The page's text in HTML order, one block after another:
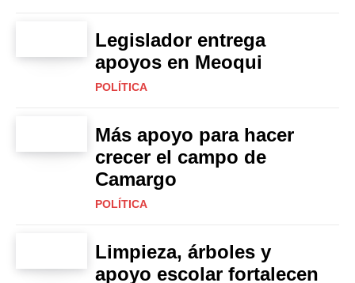
Legislador entrega
apoyos en Meoqui
POLÍTICA
Más apoyo para hacer
crecer el campo de
Camargo
POLÍTICA
Limpieza, árboles y
apoyo escolar fortalecen